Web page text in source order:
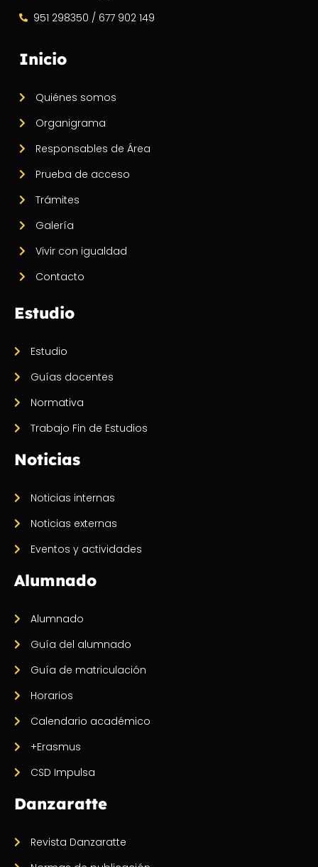
951 298350 / 677 902 149
Inicio
Quiénes somos
Organigrama
Responsables de Área
Prueba de acceso
Trámites
Galería
Vivir con igualdad
Contacto
Estudio
Estudio
Guías docentes
Normativa
Trabajo Fin de Estudios
Noticias
Noticias internas
Noticias externas
Eventos y actividades
Alumnado
Alumnado
Guía del alumnado
Guía de matriculación
Horarios
Calendario académico
+Erasmus
CSD Impulsa
Danzaratte
Revista Danzaratte